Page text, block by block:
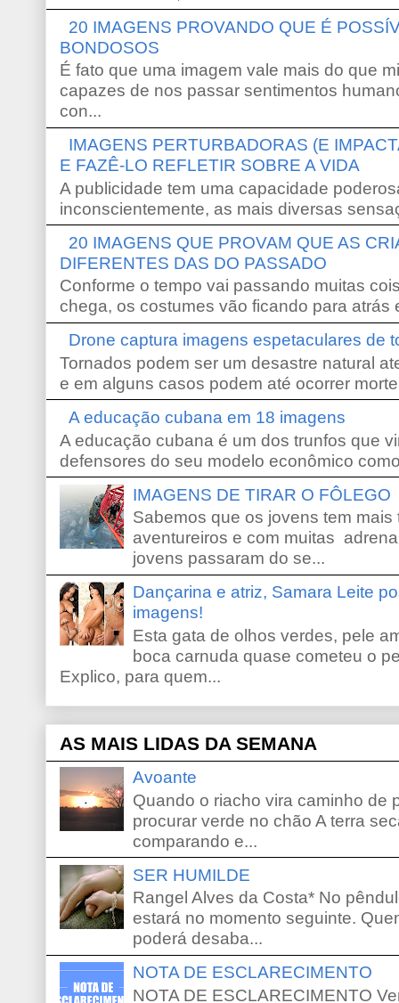
20 IMAGENS PROVANDO QUE É
BONDOSOS
É fato que uma imagem vale mais do que
capazes de nos passar sentimentos
con...
IMAGENS PERTURBADORAS (E
E FAZÊ-LO REFLETIR SOBRE A VIDA
A publicidade tem uma capacidade
inconscientemente, as mais diversas
20 IMAGENS QUE PROVAM QUE AS
DIFERENTES DAS DO PASSADO
Conforme o tempo vai passando muitas
chega, os costumes vão ficando para atrás
Drone captura imagens espetaculares de
Tornados podem ser um desastre natural
e em alguns casos podem até ocorrer
A educação cubana em 18 imagens
A educação cubana é um dos trunfos que
defensores do seu modelo econômico
IMAGENS DE TIRAR O FÔLEGO
Sabemos que os jovens tem
aventureiros e com muitas
jovens passaram do se...
Dançarina e atriz, Samara Leite
imagens!
Esta gata de olhos verdes, pele
boca carnuda quase cometeu o
Explico, para quem...
AS MAIS LIDAS DA SEMANA
Avoante
Quando o riacho vira caminho de
procurar verde no chão A terra
comparando e...
SER HUMILDE
Rangel Alves da Costa* No
estará no momento seguinte.
poderá desaba...
NOTA DE ESCLARECIMENTO
NOTA DE ESCLARECIMENTO